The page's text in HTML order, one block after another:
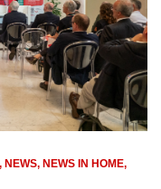
NEWS NEWS IN HOME